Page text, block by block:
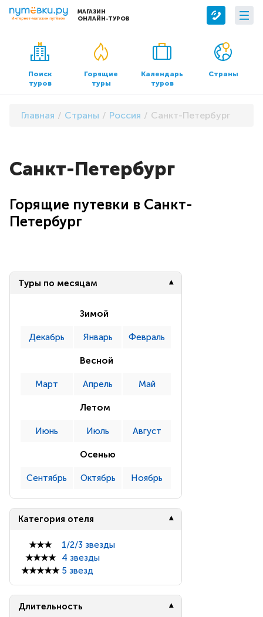
МАГАЗИН
ОНЛАЙН-ТУРОВ
Сервисы
Бронирование отелей
Трансфер
О компании
О нас
Контакты
Документы и реквизиты
Поиск
туров
Горящие
туры
Календарь
туров
Страны
Главная Страны Россия Санкт-Петербург
Санкт-Петербург
Горящие путевки в Санкт-
Петербург
Туры по месяцам
Зимой
Декабрь Январь Февраль
Весной
Март Апрель Май
Летом
Июнь Июль Август
Осенью
Сентябрь Октябрь Ноябрь
Категория отеля
★★★
1/2/3 звезды
★★★★
4 звезды
★★★★★ 5 звезд
Длительность